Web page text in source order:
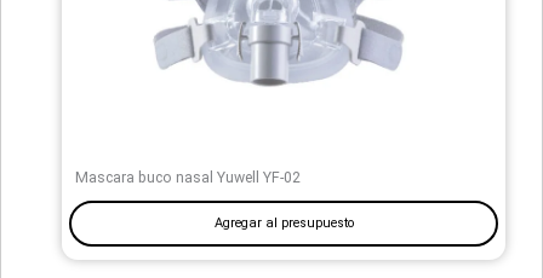
Mascara buco nasal Yuwell YF-02
Agregar al presupuesto